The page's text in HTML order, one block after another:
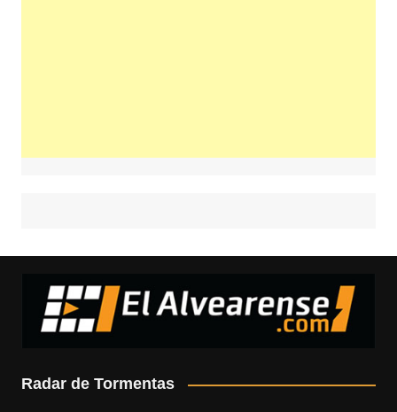
Radar de Tormentas